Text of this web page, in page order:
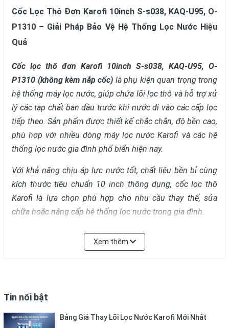
Cốc Lọc Thô Đơn Karofi 10inch S-s038, KAQ-U95, O-
P1310 – Giải Pháp Bảo Vệ Hệ Thống Lọc Nước Hiệu
Quả
Cốc lọc thô đơn Karofi 10inch S-s038, KAQ-U95, O-
P1310 (không kèm nắp cốc) là phụ kiện quan trọng trong
hệ thống máy lọc nước, giúp chứa lõi lọc thô và hỗ trợ xử
lý các tạp chất ban đầu trước khi nước đi vào các cấp lọc
tiếp theo. Sản phẩm được thiết kế chắc chắn, độ bền cao,
phù hợp với nhiều dòng máy lọc nước Karofi và các hệ
thống lọc nước gia đình phổ biến hiện nay.
Với khả năng chịu áp lực nước tốt, chất liệu bền bỉ cùng
kích thước tiêu chuẩn 10 inch thông dụng, cốc lọc thô
Karofi là lựa chọn phù hợp cho nhu cầu thay thế, sửa
chữa hoặc nâng cấp hệ thống lọc nước trong gia đình.
Xem thêm
Tin nổi bật
Bảng Giá Thay Lõi Lọc Nước Karofi Mới Nhất